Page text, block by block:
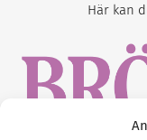
Här kan